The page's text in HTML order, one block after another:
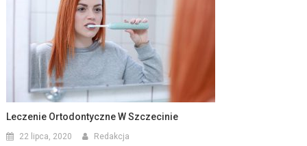
Leczenie Ortodontyczne W Szczecinie
22 lipca, 2020 Redakcja